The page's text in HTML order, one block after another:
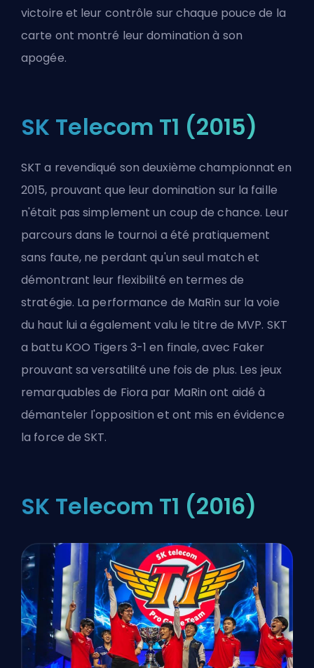
victoire et leur contrôle sur chaque pouce de la
carte ont montré leur domination à son
apogée.
SK Telecom T1 (2015)
SKT a revendiqué son deuxième championnat en
2015, prouvant que leur domination sur la faille
n'était pas simplement un coup de chance. Leur
parcours dans le tournoi a été pratiquement
sans faute, ne perdant qu'un seul match et
démontrant leur flexibilité en termes de
stratégie. La performance de MaRin sur la voie
du haut lui a également valu le titre de MVP. SKT
a battu KOO Tigers 3-1 en finale, avec Faker
prouvant sa versatilité une fois de plus. Les jeux
remarquables de Fiora par MaRin ont aidé à
démanteler l'opposition et ont mis en évidence
la force de SKT.
SK Telecom T1 (2016)